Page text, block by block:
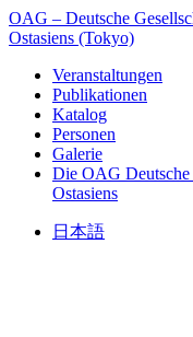
OAG – Deutsche
Ostasiens (Tokyo)
Veranstaltungen
Publikationen
Katalog
Personen
Galerie
Die OAG
Ostasiens
日本語